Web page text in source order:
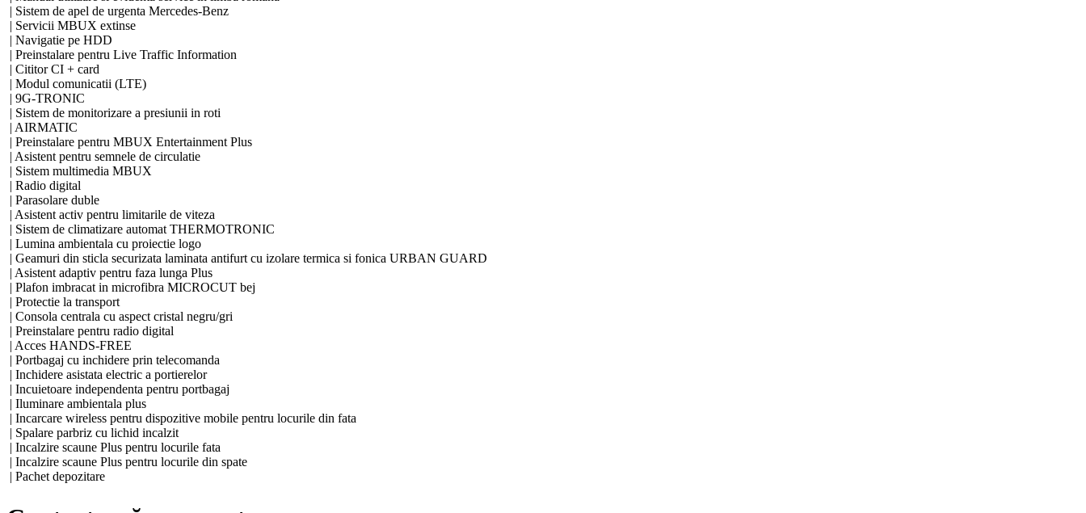
| Sistem de apel de urgenta Mercedes-Benz
| Servicii MBUX extinse
| Navigatie pe HDD
| Preinstalare pentru Live Traffic Information
| Cititor CI + card
| Modul comunicatii (LTE)
| 9G-TRONIC
| Sistem de monitorizare a presiunii in roti
| AIRMATIC
| Preinstalare pentru MBUX Entertainment Plus
| Asistent pentru semnele de circulatie
| Sistem multimedia MBUX
| Radio digital
| Parasolare duble
| Asistent activ pentru limitarile de viteza
| Sistem de climatizare automat THERMOTRONIC
| Lumina ambientala cu proiectie logo
| Geamuri din sticla securizata laminata antifurt cu izolare termica si fonica URBAN GUARD
| Asistent adaptiv pentru faza lunga Plus
| Plafon imbracat in microfibra MICROCUT bej
| Protectie la transport
| Consola centrala cu aspect cristal negru/gri
| Preinstalare pentru radio digital
| Acces HANDS-FREE
| Portbagaj cu inchidere prin telecomanda
| Inchidere asistata electric a portierelor
| Incuietoare independenta pentru portbagaj
| Iluminare ambientala plus
| Incarcare wireless pentru dispozitive mobile pentru locurile din fata
| Spalare parbriz cu lichid incalzit
| Incalzire scaune Plus pentru locurile fata
| Incalzire scaune Plus pentru locurile din spate
| Pachet depozitare
| Document COC EU6 fara certificat de inregistrare partea a 2-a